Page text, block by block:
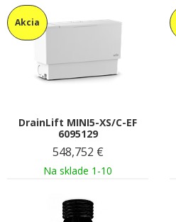
Akcia
DrainLift MINI5-XS/C-EF
6095129
548,752 €
Na sklade 1-10